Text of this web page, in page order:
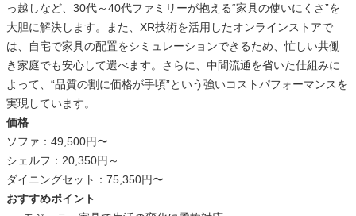
っ越しなど、30代～40代ファミリーが抱える“家具の使いにくさ”を
大胆に解決します。また、XR技術を活用したオンラインストアで
は、自宅で家具の配置をシミュレーションできるため、忙しい共働
き家庭でも安心して選べます。さらに、中間流通を省いた仕組みに
よって、“品質の割に価格が手頃”という強いコストパフォーマンスを
実現しています。
価格
ソファ：49,500円〜
シェルフ：20,350円～
ダイニングセット：75,350円〜
おすすめポイント